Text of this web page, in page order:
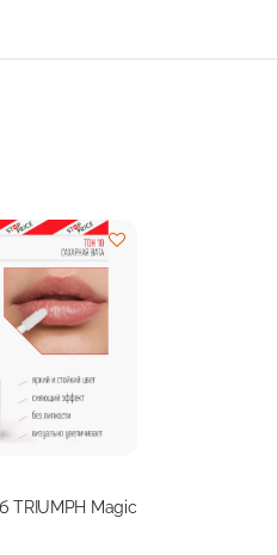
TRIUMPH Magic